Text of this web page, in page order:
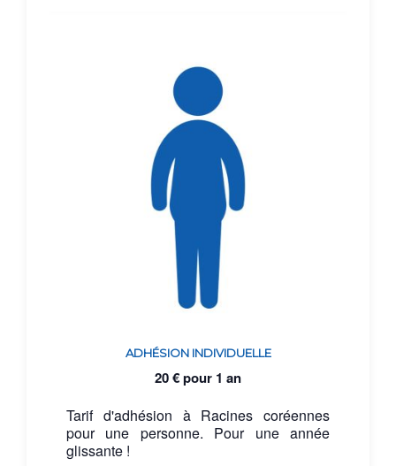
ADHÉSION INDIVIDUELLE
20€pour 1 an
Tarif d'adhésion à Racines coréennes
pour une personne. Pour une année
glissante !